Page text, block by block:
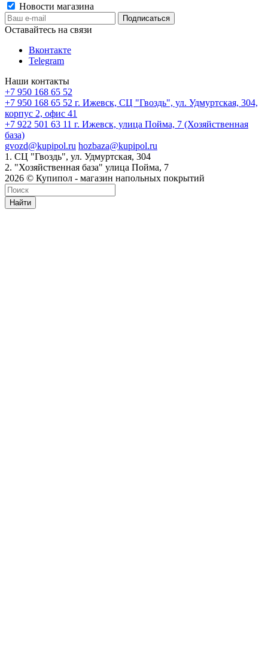
Новости магазина
Оставайтесь на связи
Вконтакте
Telegram
Наши контакты
+7 950 168 65 52
+7 950 168 65 52 г. Ижевск, СЦ "Гвоздь", ул. Удмуртская, 304,
корпус 2, офис 41
+7 922 501 63 11 г. Ижевск, улица Пойма, 7 (Хозяйственная
база)
gvozd@kupipol.ru hozbaza@kupipol.ru
1. СЦ "Гвоздь", ул. Удмуртская, 304
2. "Хозяйственная база" улица Пойма, 7
2026 © Купипол - магазин напольных покрытий
Найти